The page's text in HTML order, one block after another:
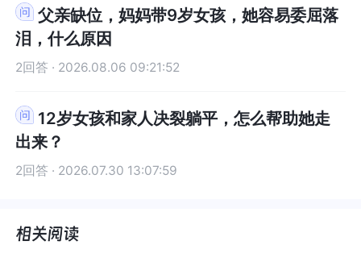
父亲缺位，妈妈带9岁女孩，她容易委屈落
泪，什么原因
2回答 · 2026.08.06 09:21:52
12岁女孩和家人决裂躺平，怎么帮助她走
出来？
2回答 · 2026.07.30 13:07:59